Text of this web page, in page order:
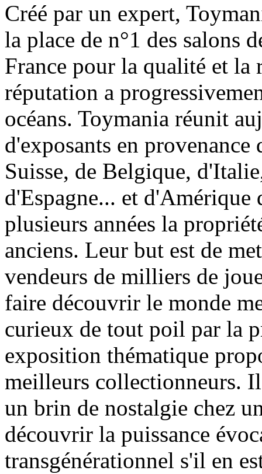
Créé par un expert,
la place de n°1 des salons
France pour la qualité et la
réputation a
océans. Toymania réunit
d'exposants en
Suisse, de Belgique,
d'Espagne... et
plusieurs années la
anciens. Leur but est de
vendeurs de milliers de
faire découvrir le monde
curieux de tout poil par la
exposition thématique
meilleurs collectionneurs.
un brin de nostalgie chez
découvrir la puissance
transgénérationnel s'il en